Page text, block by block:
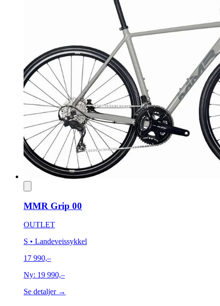
MMR Grip 00
OUTLET
S • Landeveissykkel
17 990,–
Ny: 19 990,–
Se detaljer →